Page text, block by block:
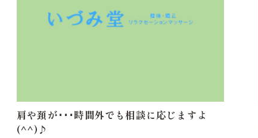
肩や頚が･･･時間外でも相談に応じますよ
(^^)♪